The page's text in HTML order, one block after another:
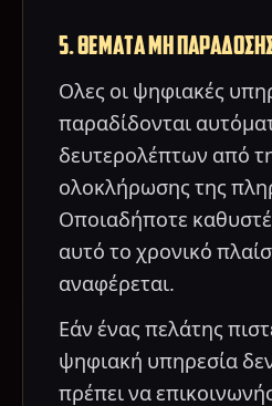
5. ΘΕΜΑΤΑ ΜΗ
Ολες οι ψηφιακές
παραδίδονται
δευτερολέπτων από
ολοκλήρωσης της
Οποιαδήποτε
αυτό το χρονικό
αναφέρεται.
Εάν ένας πελάτης
ψηφιακή υπηρεσία
πρέπει να